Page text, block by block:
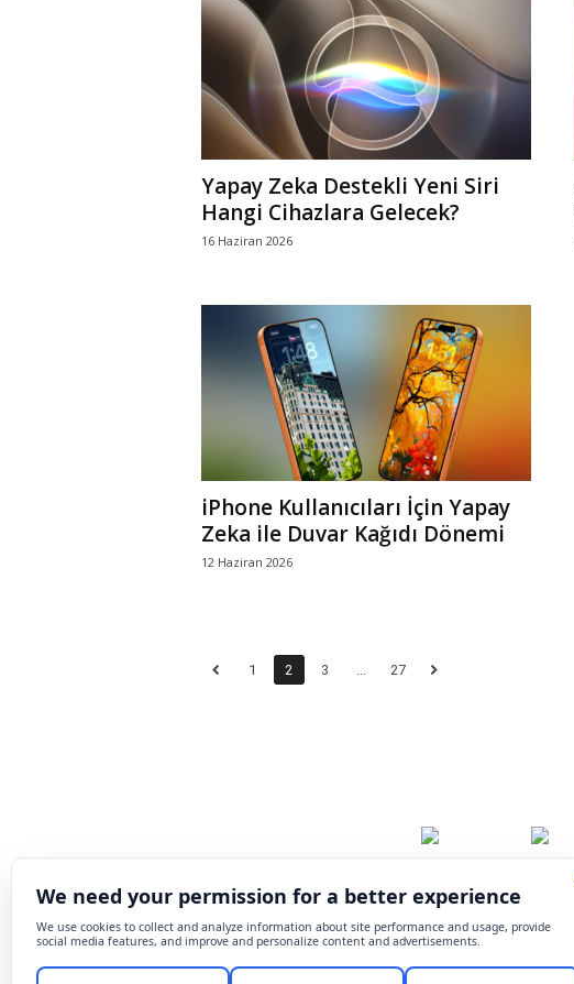
Yapay Zeka Destekli Yeni Siri
Hangi Cihazlara Gelecek?
16 Haziran 2026
iPhone Kullanıcıları İçin Yapay
Zeka ile Duvar Kağıdı Dönemi
12 Haziran 2026
1 2 3 ... 27